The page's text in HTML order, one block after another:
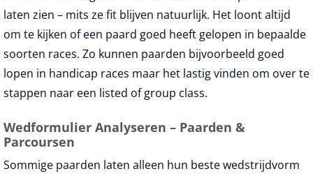
laten zien – mits ze fit blijven natuurlijk. Het loont altijd
om te kijken of een paard goed heeft gelopen in bepaalde
soorten races. Zo kunnen paarden bijvoorbeeld goed
lopen in handicap races maar het lastig vinden om over te
stappen naar een listed of group class.
Wedformulier Analyseren – Paarden &
Parcoursen
Sommige paarden laten alleen hun beste wedstrijdvorm